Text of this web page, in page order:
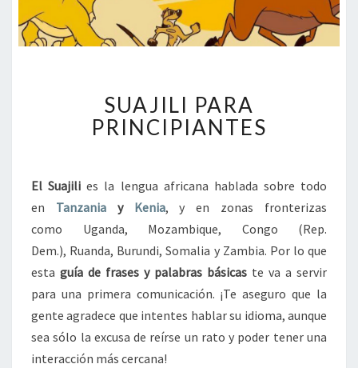
A
J
I
P
A
R
P
R
I
N
SUAJILI PARA
PRINCIPIANTES
El Suajili es la lengua africana hablada sobre todo
en Tanzaniay Kenia, y en zonas fronterizas
como Uganda, Mozambique, Congo (Rep.
Dem.), Ruanda, Burundi, Somalia y Zambia. Por lo que
esta guía de frases y palabras básicas te va a servir
para una primera comunicación. ¡Te aseguro que la
gente agradece que intentes hablar su idioma, aunque
sea sólo la excusa de reírse un rato y poder tener una
interacción más cercana!